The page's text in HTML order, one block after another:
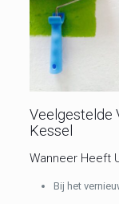
Veelgestelde
Kessel
Wanneer Heeft
Bij het